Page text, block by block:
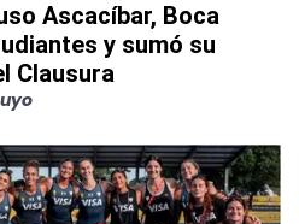
Ascacíbar, Boca
y sumó su
Clausura